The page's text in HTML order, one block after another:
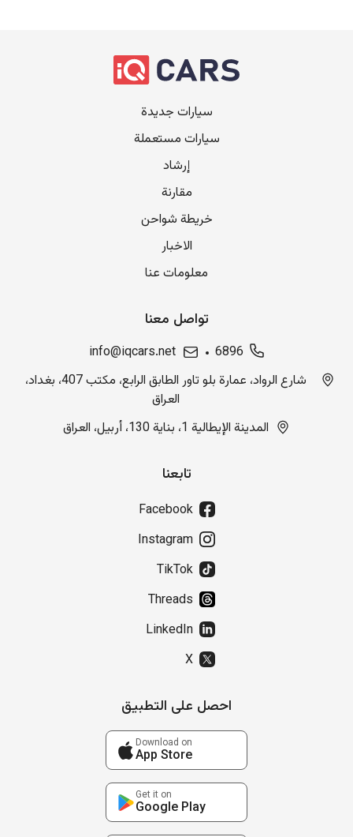
سيارات جديدة
سيارات مستعملة
إرشاد
مقارنة
خريطة شواحن
الاخبار
معلومات عنا
تواصل معنا
6896
info@iqcars.net
شارع الرواد، عمارة بلو تاور الطابق الرابع، مكتب 407، بغداد،
العراق
المدينة الإيطالية 1، بناية 130، أربيل، العراق
تابعنا
Facebook
Instagram
TikTok
Threads
LinkedIn
X
احصل على التطبيق
Download on
App Store
Get it on
Google Play